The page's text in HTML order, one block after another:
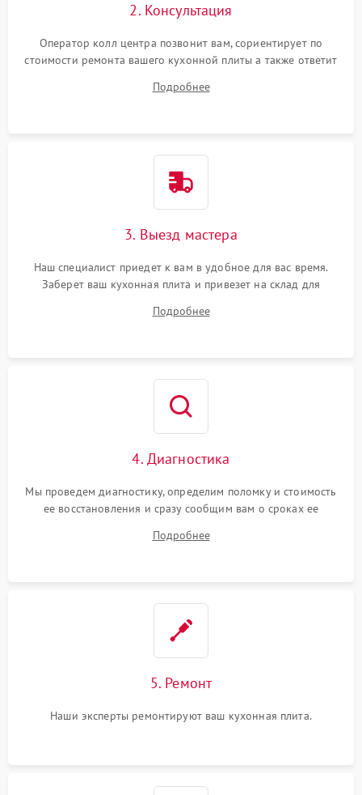
2. Консультация
Оператор колл центра позвонит вам, сориентирует по
стоимости ремонта вашего кухонной плиты а также ответит
Подробнее
3. Выезд мастера
Наш специалист приедет к вам в удобное для вас время.
Заберет ваш кухонная плита и привезет на склад для
Подробнее
4. Диагностика
Мы проведем диагностику, определим поломку и стоимость
ее восстановления и сразу сообщим вам о сроках ее
Подробнее
5. Ремонт
Наши эксперты ремонтируют ваш кухонная плита.